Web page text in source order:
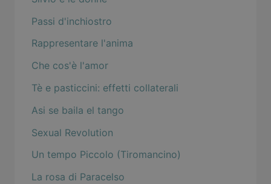
Passi d'inchiostro
Rappresentare l'anima
Che cos'è l'amor
Tè e pasticcini: effetti collaterali
Asi se baila el tango
Sexual Revolution
Un tempo Piccolo (Tiromancino)
La rosa di Paracelso